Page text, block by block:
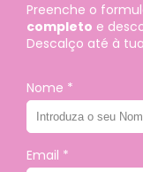
Preenche o
completo e
Descalço até à
Nome *
Email *